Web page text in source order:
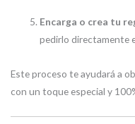
Encarga o crea tu
pedirlo directamente
Este proceso te ayudará a
con un toque especial y